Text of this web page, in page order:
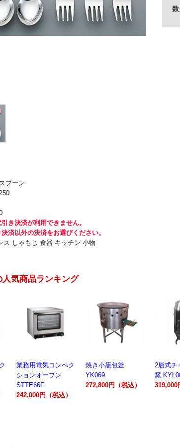
プーン
き決済が利用できません。
済以外の決済をお選びください。
ス しゃもじ 食器 キッチン 小物
人気商品ランキング
ンベク
ン
税込）
焼き小籠包釜
YK069
272,800円（税込）
2層式チャーシュー
319,000円（税込）